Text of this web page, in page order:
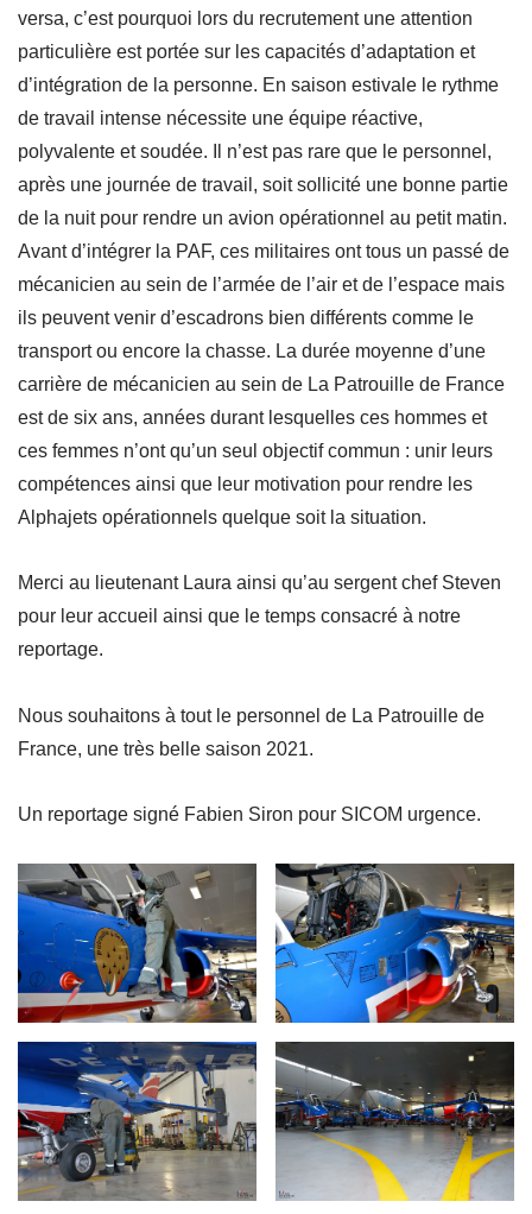
versa, c’est pourquoi lors du recrutement une attention
particulière est portée sur les capacités d’adaptation et
d’intégration de la personne. En saison estivale le rythme
de travail intense nécessite une équipe réactive,
polyvalente et soudée. Il n’est pas rare que le personnel,
après une journée de travail, soit sollicité une bonne partie
de la nuit pour rendre un avion opérationnel au petit matin.
Avant d’intégrer la PAF, ces militaires ont tous un passé de
mécanicien au sein de l’armée de l’air et de l’espace mais
ils peuvent venir d’escadrons bien différents comme le
transport ou encore la chasse. La durée moyenne d’une
carrière de mécanicien au sein de La Patrouille de France
est de six ans, années durant lesquelles ces hommes et
ces femmes n’ont qu’un seul objectif commun : unir leurs
compétences ainsi que leur motivation pour rendre les
Alphajets opérationnels quelque soit la situation.
Merci au lieutenant Laura ainsi qu’au sergent chef Steven
pour leur accueil ainsi que le temps consacré à notre
reportage.
Nous souhaitons à tout le personnel de La Patrouille de
France, une très belle saison 2021.
Un reportage signé Fabien Siron pour SICOM urgence.